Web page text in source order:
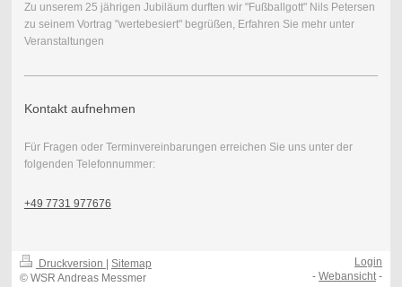
Zu unserem 25 jährigen Jubiläum durften wir "Fußballgott" Nils Petersen
zu seinem Vortrag "wertebesiert" begrüßen, Erfahren Sie mehr unter
Veranstaltungen
Kontakt aufnehmen
Für Fragen oder Terminvereinbarungen erreichen Sie uns unter der
folgenden Telefonnummer:
+49 7731 977676
Druckversion
Sitemap
© WSR Andreas Messmer
Login
-Webansicht-